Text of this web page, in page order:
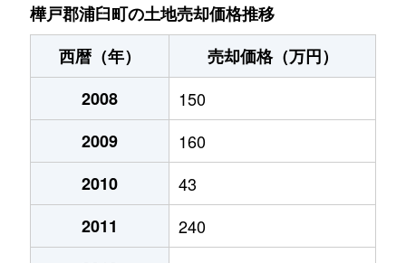
樺戸郡浦臼町の土地売却価格推移
西暦（年）
売却価格（万円）
2008
150
2009
160
2010
43
2011
240